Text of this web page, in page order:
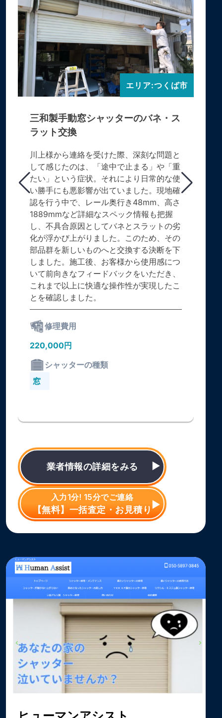
エリア:つくば市
三和製手動窓シャッターのバネ・ス
ラット交換
川上様から連絡を受けた際、深刻な問題と
して感じたのは、「途中で止まる」や「重
たい」という症状。それにより日常的な使
い勝手にも悪影響が出ていました。現地確
認を行う中で、レール奥行き48mm、高さ
1889mmなど詳細なスペック情報も把握
し、不具合原因としてバネとスラットの劣
化が浮かび上がりました。このため、その
部品群を新しいものへと交換する決断を下
しました。施工後、お客様から使用感につ
いて前向きなフィードバックをいただき、
これまで以上に快適な操作性が実現したこ
とを確認しました。
修理費用
220,000円
シャッターの種類
窓
業者情報の詳細をみる
入力1分! 15分でご連絡
【無料】一括査定・お見積り